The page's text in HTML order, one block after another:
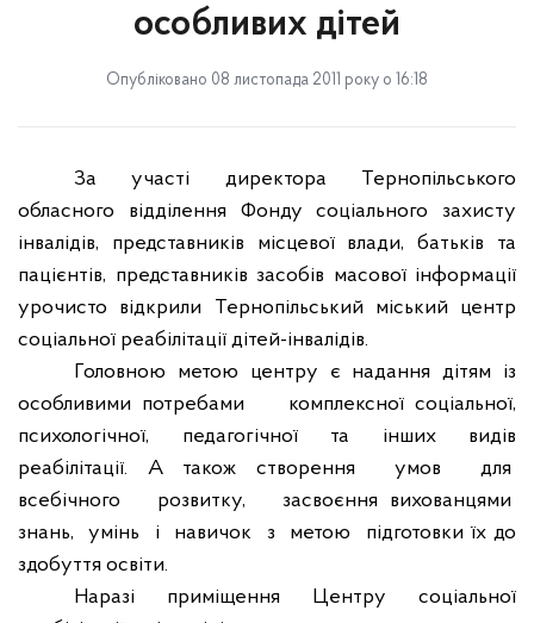
особливих дітей
Опубліковано 08 листопада 2011 року о 16:18
За участі директора Тернопільського
обласного відділення Фонду соціального захисту
інвалідів, представників місцевої влади, батьків та
пацієнтів, представників засобів масової інформації
урочисто відкрили Тернопільський міський центр
соціальної реабілітації дітей-інвалідів.
Головною метою центру є надання дітям із
особливими потребами
комплексної соціальної,
психологічної, педагогічної та інших видів
реабілітації. А також створення
умов
для
всебічного
розвитку,
засвоєння вихованцями
знань,
умінь і навичок з метою
підготовки їх до
здобуття освіти.
Наразі приміщення Центру соціальної